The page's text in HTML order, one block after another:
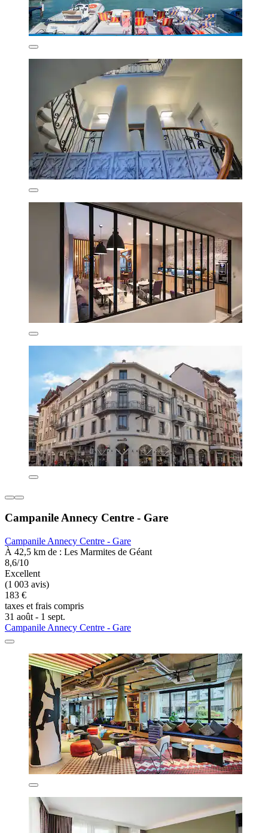
Campanile Annecy Centre - Gare
Campanile Annecy Centre - Gare
À 42,5 km de : Les Marmites de Géant
8,6/10
Excellent
(1 003 avis)
183 €
taxes et frais compris
31 août - 1 sept.
Campanile Annecy Centre - Gare